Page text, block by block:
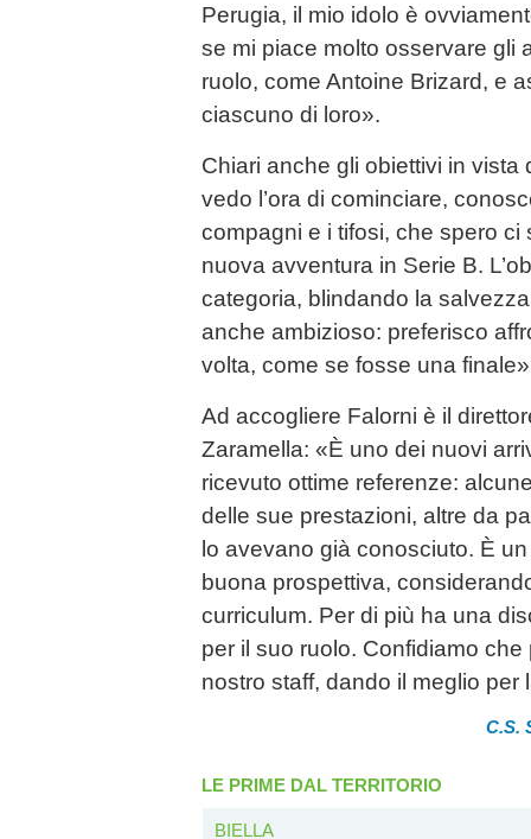
Perugia, il mio idolo è
se mi piace molto osservare gli
ruolo, come Antoine Brizard, e
ciascuno di loro».
Chiari anche gli obiettivi in
vedo l’ora di cominciare,
compagni e i tifosi, che spero
nuova avventura in Serie B.
categoria, blindando la
anche ambizioso: preferisco
volta, come se fosse una
Ad accogliere Falorni è il
Zaramella: «È uno dei nuovi
ricevuto ottime referenze:
delle sue prestazioni, altre da
lo avevano già conosciuto. È
buona prospettiva,
curriculum. Per di più ha una
per il suo ruolo. Confidiamo
nostro staff, dando il meglio per
C.S.
LE PRIME DAL TERRITORIO
BIELLA